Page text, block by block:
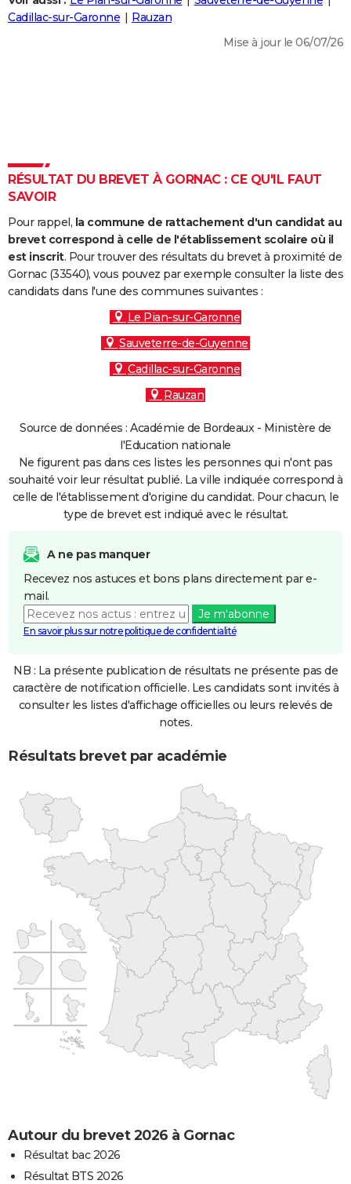
Destinations
City break
Voyage nature
Voyage de noces
Forum
Climat
+
PHOTO
Dictionnaire
Biographies
Citations
Expressions
Proverbes
PROGRAMME TV
S'inscrire
Se connecter
Lycées
Collèges
Primaires
Universités
Entreprises
Service militaire
Avis de recherche
AVIS DE DÉCÈS
FORUM
Cadillac-sur-Garonne
Rauzan
Mise à jour le 06/07/26
RÉSULTAT DU BREVET À GORNAC : CE QU'IL FAUT
SAVOIR
Pour rappel, la commune de rattachement d'un candidat au
brevet correspond à celle de l'établissement scolaire où il
est inscrit. Pour trouver des résultats du brevet à proximité de
Gornac (33540), vous pouvez par exemple consulter la liste des
candidats dans l'une des communes suivantes :
Le Pian-sur-Garonne
Sauveterre-de-Guyenne
Cadillac-sur-Garonne
Rauzan
Source de données : Académie de Bordeaux - Ministère de
l'Education nationale
Ne figurent pas dans ces listes les personnes qui n'ont pas
souhaité voir leur résultat publié. La ville indiquée correspond à
celle de l'établissement d'origine du candidat. Pour chacun, le
type de brevet est indiqué avec le résultat.
A ne pas manquer
Recevez nos astuces et bons plans directement par e-
mail.
Je m'abonne
En savoir plus sur notre politique de confidentialité
NB : La présente publication de résultats ne présente pas de
caractère de notification officielle. Les candidats sont invités à
consulter les listes d'affichage officielles ou leurs relevés de
notes.
Résultats brevet par académie
Autour du brevet 2026 à Gornac
Résultat bac 2026
Résultat BTS 2026